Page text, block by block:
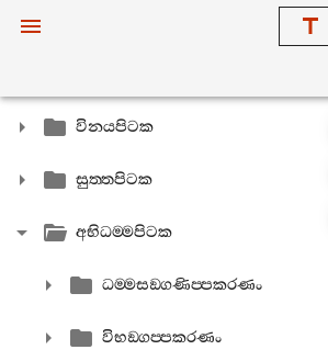
විනයපිටක
සුත‍්තපිටක
අභිධම‍්මපිටක
ධම‍්මසඞ‍්ගණිප‍්පකරණං
විභඞ‍්ගප‍්පකරණං